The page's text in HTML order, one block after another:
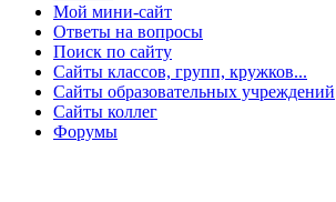
Мой мини-сайт
Ответы на вопросы
Поиск по сайту
Сайты классов, групп, кружков...
Сайты образовательных учреждений
Сайты коллег
Форумы